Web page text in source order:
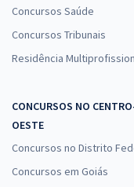
Concursos Saúde
Concursos Tribunais
Residência
CONCURSOS NO
OESTE
Concursos no Distrito
Concursos em Goiás